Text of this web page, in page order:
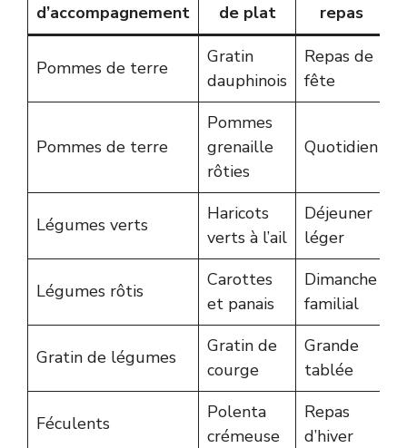
d’accompagnement
de plat
repas
Pommes de terre
Gratin
dauphinois
Repas de
fête
Pommes de terre
Pommes
grenaille
rôties
Quotidien
Légumes verts
Haricots
verts à l’ail
Déjeuner
léger
Légumes rôtis
Carottes
et panais
Dimanche
familial
Gratin de légumes
Gratin de
courge
Grande
tablée
Féculents
Polenta
crémeuse
Repas
d’hiver